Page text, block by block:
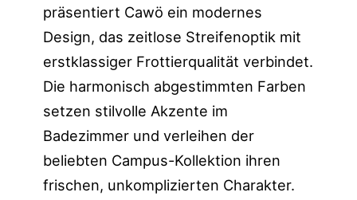
präsentiert Cawö ein modernes
Design, das zeitlose Streifenoptik mit
erstklassiger Frottierqualität verbindet.
Die harmonisch abgestimmten Farben
setzen stilvolle Akzente im
Badezimmer und verleihen der
beliebten Campus-Kollektion ihren
frischen, unkomplizierten Charakter.